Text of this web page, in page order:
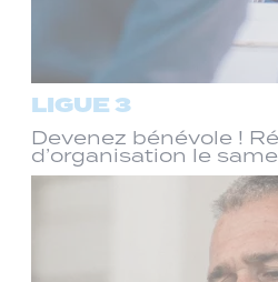
LIGUE 3
Devenez bénévole !
d’organisation le